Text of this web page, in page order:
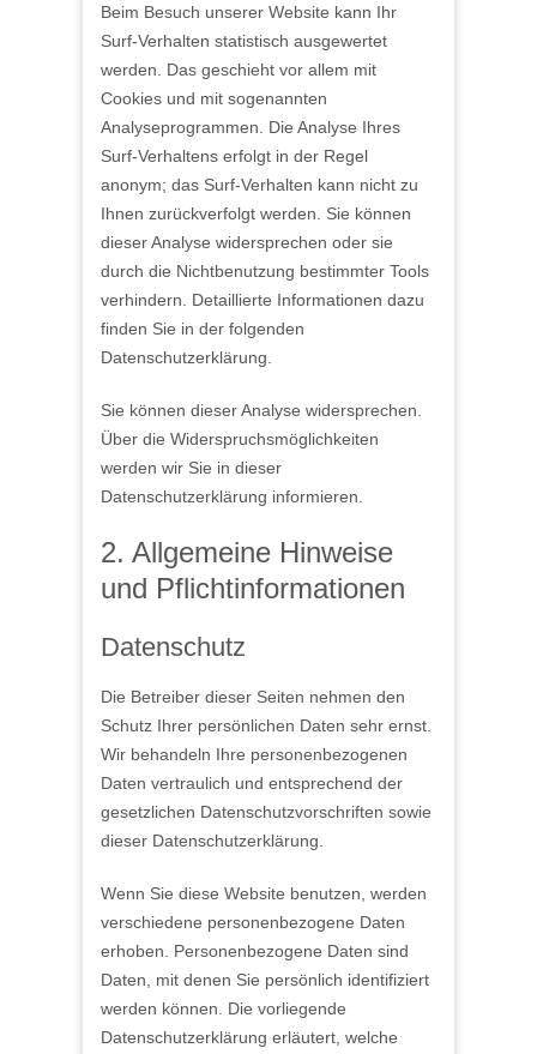
Beim Besuch unserer Website kann Ihr
Surf-Verhalten statistisch ausgewertet
werden. Das geschieht vor allem mit
Cookies und mit sogenannten
Analyseprogrammen. Die Analyse Ihres
Surf-Verhaltens erfolgt in der Regel
anonym; das Surf-Verhalten kann nicht zu
Ihnen zurückverfolgt werden. Sie können
dieser Analyse widersprechen oder sie
durch die Nichtbenutzung bestimmter Tools
verhindern. Detaillierte Informationen dazu
finden Sie in der folgenden
Datenschutzerklärung.
Sie können dieser Analyse widersprechen.
Über die Widerspruchsmöglichkeiten
werden wir Sie in dieser
Datenschutzerklärung informieren.
2. Allgemeine Hinweise
und Pflichtinformationen
Datenschutz
Die Betreiber dieser Seiten nehmen den
Schutz Ihrer persönlichen Daten sehr ernst.
Wir behandeln Ihre personenbezogenen
Daten vertraulich und entsprechend der
gesetzlichen Datenschutzvorschriften sowie
dieser Datenschutzerklärung.
Wenn Sie diese Website benutzen, werden
verschiedene personenbezogene Daten
erhoben. Personenbezogene Daten sind
Daten, mit denen Sie persönlich identifiziert
werden können. Die vorliegende
Datenschutzerklärung erläutert, welche